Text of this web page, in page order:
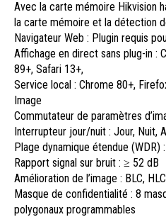
Avec la carte mémoire Hikvision
la carte mémoire et la détection
Navigateur Web : Plugin requis
Affichage en direct sans plug-in :
89+, Safari 13+,
Service local : Chrome 80+,
Image
Commutateur de paramètres
Interrupteur jour/nuit : Jour, Nuit,
Plage dynamique étendue (WDR)
Rapport signal sur bruit : ≥ 52 dB
Amélioration de l’image : BLC,
Masque de confidentialité : 8
polygonaux programmables